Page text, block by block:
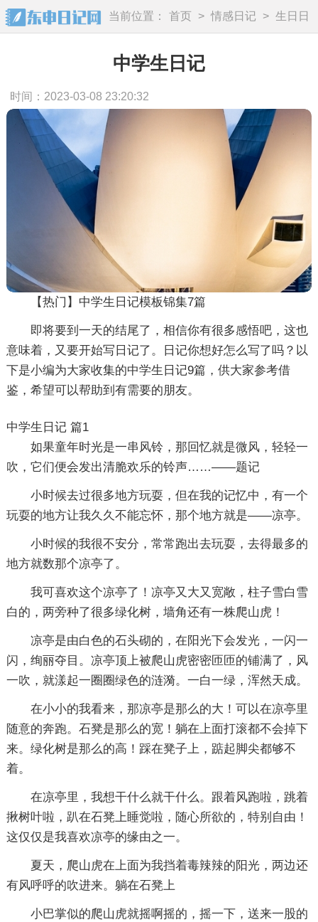
当前位置： 首页 > 情感日记 > 生日日
记
中学生日记
时间：2023-03-08 23:20:32
【热门】中学生日记模板锦集7篇
即将要到一天的结尾了，相信你有很多感悟吧，这也
意味着，又要开始写日记了。日记你想好怎么写了吗？以
下是小编为大家收集的中学生日记9篇，供大家参考借
鉴，希望可以帮助到有需要的朋友。
中学生日记 篇1
如果童年时光是一串风铃，那回忆就是微风，轻轻一
吹，它们便会发出清脆欢乐的铃声……——题记
小时候去过很多地方玩耍，但在我的记忆中，有一个
玩耍的地方让我久久不能忘怀，那个地方就是——凉亭。
小时候的我很不安分，常常跑出去玩耍，去得最多的
地方就数那个凉亭了。
我可喜欢这个凉亭了！凉亭又大又宽敞，柱子雪白雪
白的，两旁种了很多绿化树，墙角还有一株爬山虎！
凉亭是由白色的石头砌的，在阳光下会发光，一闪一
闪，绚丽夺目。凉亭顶上被爬山虎密密匝匝的铺满了，风
一吹，就漾起一圈圈绿色的涟漪。一白一绿，浑然天成。
在小小的我看来，那凉亭是那么的大！可以在凉亭里
随意的奔跑。石凳是那么的宽！躺在上面打滚都不会掉下
来。绿化树是那么的高！踩在凳子上，踮起脚尖都够不
着。
在凉亭里，我想干什么就干什么。跟着风跑啦，跳着
揪树叶啦，趴在石凳上睡觉啦，随心所欲的，特别自由！
这仅仅是我喜欢凉亭的缘由之一。
夏天，爬山虎在上面为我挡着毒辣辣的阳光，两边还
有风呼呼的吹进来。躺在石凳上
小巴掌似的爬山虎就摇啊摇的，摇一下，送来一股的